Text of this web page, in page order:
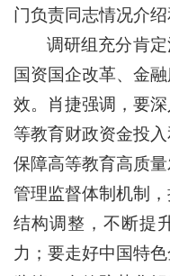
门负责同志情况介绍
调研组充分肯定
国资国企改革、金
效。肖捷强调，要
等教育财政资金投
保障高等教育高质
管理监督体制机制
结构调整，不断提
力；要走好中国特